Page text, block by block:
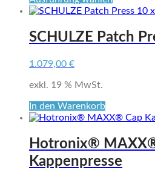
Produkt
mehrere
Varianten
der
gewählt
werden
SCHULZE Patch
1.079,00 €
exkl. 19 % MwSt.
In den Warenkorb
Hotronix®
Kappenpresse